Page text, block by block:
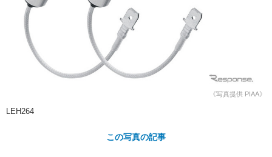
フィルム・ラッピング
ストップ 不具合修理＆粗悪修理
カーメーカー「旧車」関連プロジェ
クト
ショップ紹介
ショップレポート プロショップ検索
レストア
カーメーカー「旧車」関連プロジ
ェクト
インタビュー
イベント
イベントレポート
《写真提供 PIAA》
LEH264
この写真の記事